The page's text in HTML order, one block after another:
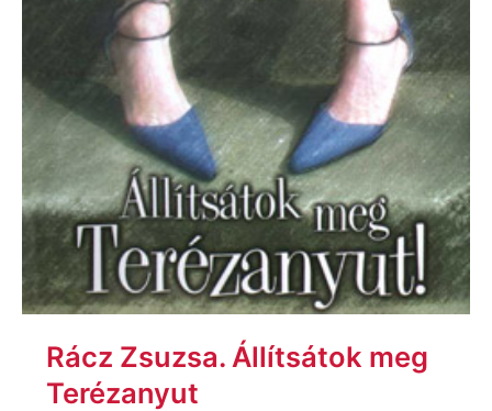
Rácz Zsuzsa. Állítsátok meg
Terézanyut